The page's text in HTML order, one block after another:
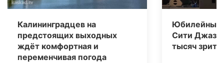
Калининградцев на
предстоящих выходных
ждёт комфортная и
переменчивая погода
Юбилейный
Сити Джаз»
тысяч